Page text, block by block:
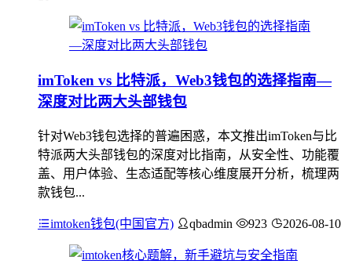
imToken vs 比特派，Web3钱包的选择指南—
深度对比两大头部钱包
针对Web3钱包选择的普遍困惑，本文推出imToken与比
特派两大头部钱包的深度对比指南，从安全性、功能覆
盖、用户体验、生态适配等核心维度展开分析，梳理两
款钱包...
imtoken钱包(中国官方) qbadmin 923 2026-08-10